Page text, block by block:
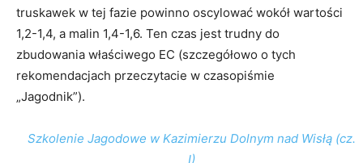
truskawek w tej fazie powinno oscylować wokół wartości
1,2-1,4, a malin 1,4-1,6. Ten czas jest trudny do
zbudowania właściwego EC (szczegółowo o tych
rekomendacjach przeczytacie w czasopiśmie
„Jagodnik”).
Szkolenie Jagodowe w Kazimierzu Dolnym nad Wisłą (cz.
I)